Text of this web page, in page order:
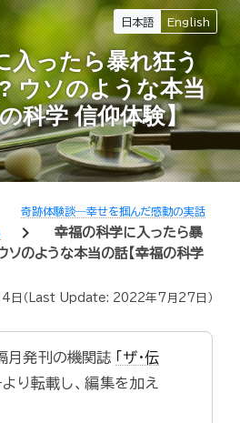
日本語 English
入ったら暴れ狂う
ウソのような本当
科学 信仰体験】
奇跡体験談―幸せを掴んだ感動の実話
chevron_right
幸福の科学に入ったら暴
のような本当の話【幸福の科学
日 （Last Update: 2022年7月27日 ）
月発刊の機関誌
「ザ・伝
り転載し、編集を加え